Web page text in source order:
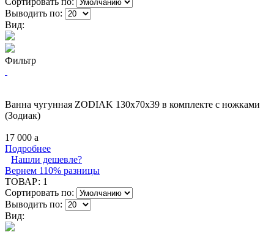
Выводить по:
Вид:
Фильтр
Ванна чугунная ZODIAK 130x70х39 в комплекте с ножками
(Зодиак)
17 000 a
Подробнее
Нашли дешевле?
Вернем 110% разницы
ТОВАР: 1
Сортировать по:
Выводить по:
Вид: